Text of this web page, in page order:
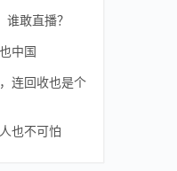
敢直播？
中国
连回收也是个
也不可怕